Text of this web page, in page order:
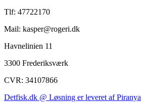
Tlf: 47722170
Mail: kasper@rogeri.dk
Havnelinien 11
3300 Frederiksværk
CVR: 34107866
Detfisk.dk @ Løsning er leveret af Piranya